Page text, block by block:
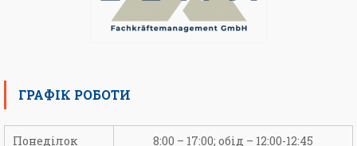
ГРАФІК РОБОТИ
Понеділок 8:00 – 17:00; обід – 12:00-12:45